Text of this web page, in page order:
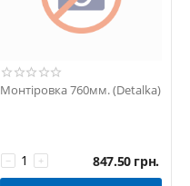
Монтіровка 760мм. (Detalka)
+
− 847.50 грн.